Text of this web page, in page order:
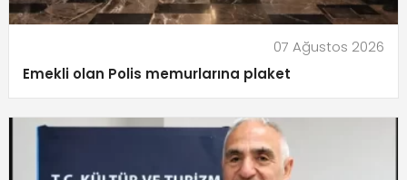
07 Ağustos 2026
Emekli olan Polis memurlarına plaket